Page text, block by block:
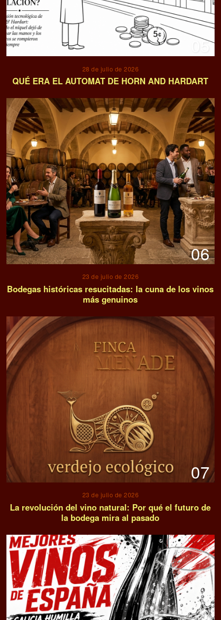
05
28 de julio de 2026
QUÉ ERA EL AUTOMAT DE HORN AND HARDART
06
23 de julio de 2026
Bodegas históricas resucitadas: la cuna de los vinos
más genuinos
07
23 de julio de 2026
La revolución del vino natural: Por qué el futuro de
la bodega mira al pasado